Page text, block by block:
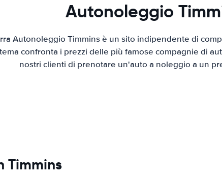
Autonoleggio
Autonoleggio Timmins è un sito indipendente di
confronta i prezzi delle più famose compagnie di
nostri clienti di prenotare un'auto a noleggio a un
Timmins